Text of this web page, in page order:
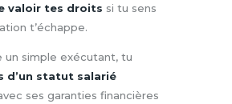
valoir tes droits si tu sens
t’échappe.
un simple exécutant, tu
d’un statut salarié
ses garanties financières